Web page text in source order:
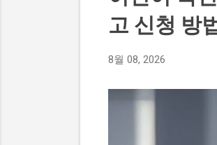
고 신청 방
8월 08, 2026